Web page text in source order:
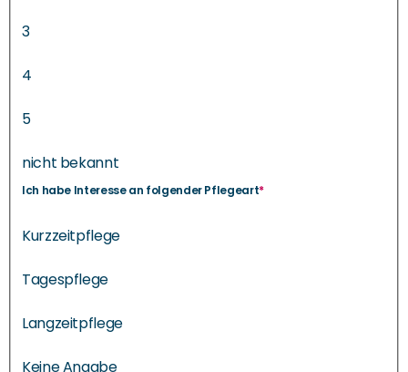
3
4
5
nicht bekannt
Ich habe Interesse an folgender Pflegeart*
Kurzzeitpflege
Tagespflege
Langzeitpflege
Keine Angabe